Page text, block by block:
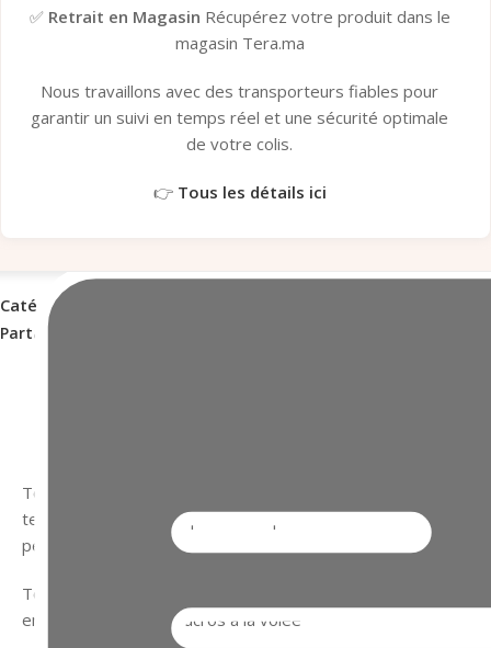
✅ Retrait en Magasin Récupérez votre produit dans le
magasin Tera.ma
Nous travaillons avec des transporteurs fiables pour
garantir un suivi en temps réel et une sécurité optimale
de votre colis.
👉 Tous les détails ici
Catégorie :
Partagez Ce Produit
Touches individuellement rétroéclairées avec la
technologie Aura Sync pour des options de
personnalisation infinies
Touches entièrement programmables avec
enregistrement de macros à la volée